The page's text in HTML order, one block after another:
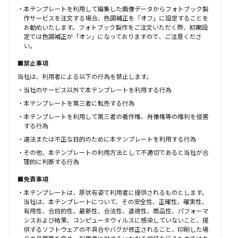
本テンプレートを利用して編集した画像データからフォトブック製
作サービスを注文する場合、色調補正を「オフ」に設定することを
お勧めいたします。フォトブック製作をご注文いただく際、初期設
定では色調補正が「オン」になっておりますので、ご注意くださ
い。
■禁止事項
当社は、利用者による以下の行為を禁止します。
当社のサービス以外で本テンプレートを利用する行為
本テンプレートを第三者に転売する行為
本テンプレートを利用して第三者の著作権、肖像権等の権利を侵害
する行為
違法または不正な目的のために本テンプレートを利用する行為
その他、本テンプレートの利用方法として不適切であると当社が合
理的に判断する行為
■免責事項
本テンプレートは、原状有姿で利用者に提供されるものとします。
当社は、本テンプレートについて、その安全性、正確性、確実性、
有用性、合目的性、最新性、合法性、道徳性、商品性、パフォーマ
ンスおよび結果、コンピュータウィルスに感染していないこと、提
供するソフトウェアの不具合やバグが修正されること、印刷した場